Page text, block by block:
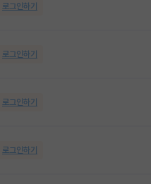
로그인하기
로그인하기
로그인하기
로그인하기